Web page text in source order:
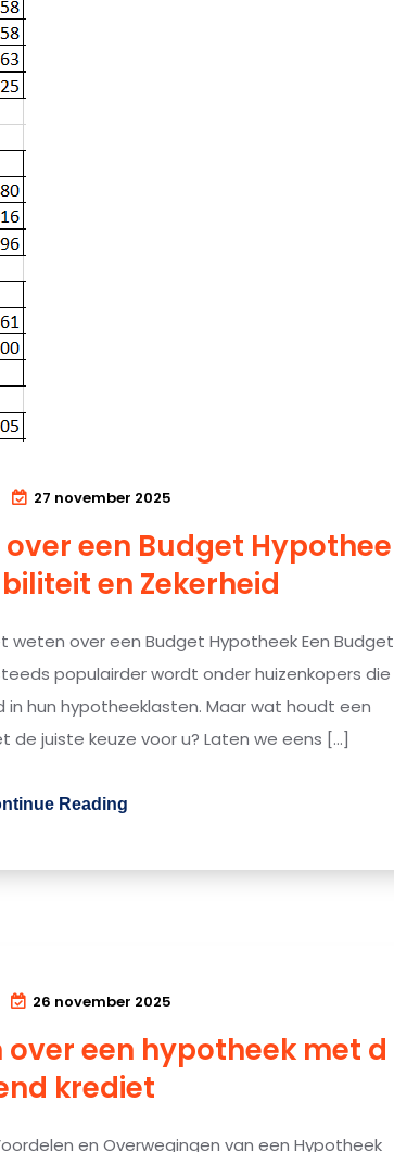
27 november 2025
een Budget Hypothee
en Zekerheid
weten over een Budget Hypotheek Een Budget
populairder wordt onder huizenkopers die
hun hypotheeklasten. Maar wat houdt een
de juiste keuze voor u? Laten we eens […]
Reading
26 november 2025
een hypotheek met d
krediet
en Overwegingen van een Hypotheek